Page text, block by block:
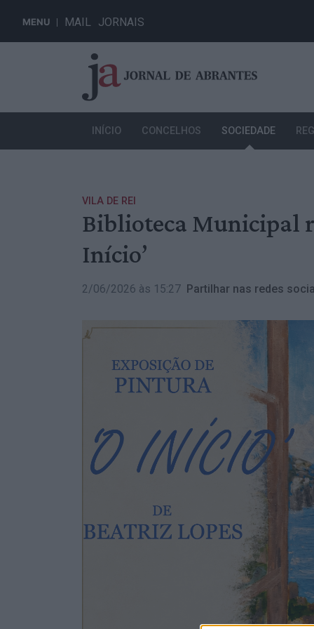
MENU MAIL JORNAIS
INÍCIO CONCELHOS SOCIEDADE
VILA DE REI
Biblioteca Municipal
Início’
2/06/2026 às 15:27 Partilhar nas redes